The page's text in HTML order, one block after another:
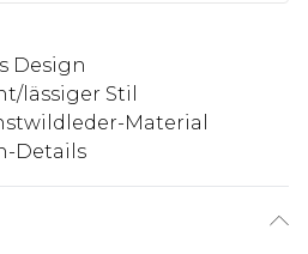
Design
lässiger Stil
Material
Details